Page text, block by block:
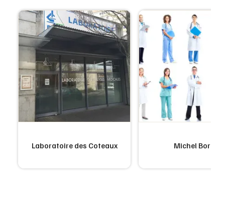
Laboratoire des Coteaux Michel Boris